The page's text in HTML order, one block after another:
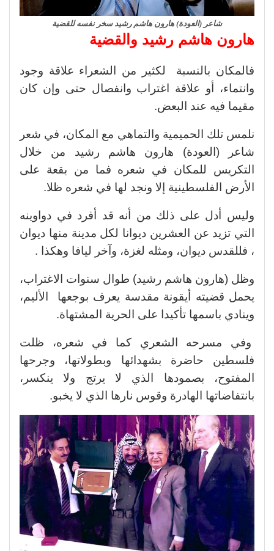
شاعر (العودة) هارون هاشم رشيد سخر نفسه للقضية
هارون هاشم رشيد والقضية
فالمكان بالنسبة لكثير من الشعراء علاقة وجود
وانتماء، أو علاقة اغتراب وانفصال حتى وإن كان
مقيما فيه عند البعض.
نلمس تلك الحميمية والتماهي مع المكان، في شعر
شاعر (العودة) هارون هاشم رشيد من خلال
التكريس للمكان في شعره فما من بقعة على
الأرض الفلسطينية إلا ونجد لها في شعره ظلا.
وليس أدل على ذلك من أنه قد أفرد في دواوينه
التي تزيد عن العشرين ديوانا لكل مدينة منها ديوان
، فللقدس ديوان، ومثله لغزة، وآخر ليافا وهكذا .
وظل (هارون هاشم رشيد) طوال سنوات الاغتراب،
يحمل قضيته أيقونة مقدسة يعرف بوجعها الأليم،
وينادي باسمها تأكيدا على الحرية المشتهاة.
وفي مسرحه الشعري كما في شعره، ظلت
فلسطين حاضرة بشهدائها وبطولاتها، وجرحها
المفتوح، بصمودها الذي لا يرتج ولا ينكسر،
بانتفاضاتها الهادرة وقوس نارها الذي لا يخبو.